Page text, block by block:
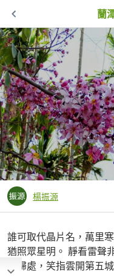
蘭
楊振源
誰可取代晶片名，萬里
猶照眾星明。 靜看雷聲
榮歸處，笑指雲開第五